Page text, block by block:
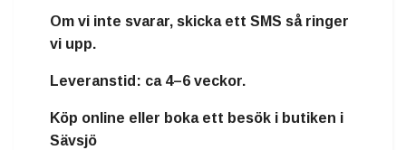
Om vi inte svarar, skicka ett SMS så ringer
vi upp.
Leveranstid: ca 4–6 veckor.
Köp online eller boka ett besök i butiken i
Sävsjö